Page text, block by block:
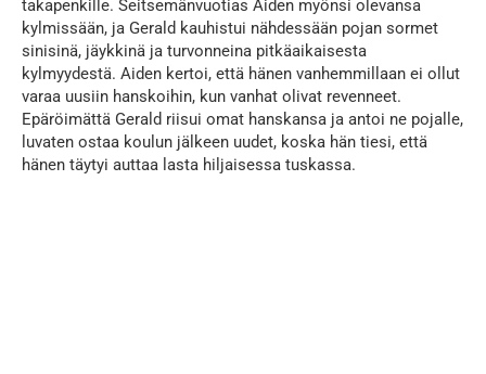
takapenkille. Seitsemänvuotias Aiden myönsi olevansa
kylmissään, ja Gerald kauhistui nähdessään pojan sormet
sinisinä, jäykkinä ja turvonneina pitkäaikaisesta
kylmyydestä. Aiden kertoi, että hänen vanhemmillaan ei ollut
varaa uusiin hanskoihin, kun vanhat olivat revenneet.
Epäröimättä Gerald riisui omat hanskansa ja antoi ne pojalle,
luvaten ostaa koulun jälkeen uudet, koska hän tiesi, että
hänen täytyi auttaa lasta hiljaisessa tuskassa.